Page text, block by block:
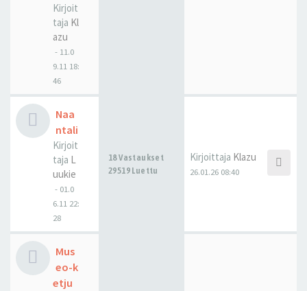
Kirjoit
taja Kl
azu
- 11.0
9.11 18:
46
Naa
ntali
Kirjoit
taja L
uukie
- 01.0
6.11 22:
28
18 Vastaukset
29519 Luettu
Kirjoittaja Klazu
26.01.26 08:40
Mus
eo-k
etju